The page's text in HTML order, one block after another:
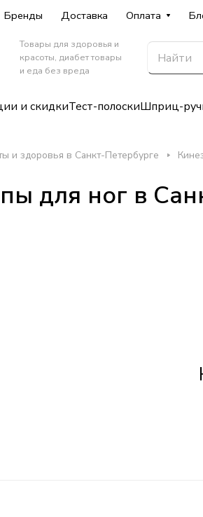
Бренды Доставка Оплата
Товары для здоровья и
красоты, диабет товары
и еда без вреда
и скидкиТест-полоскиШприц-
и здоровья в Санкт-Петербурге
для ног в